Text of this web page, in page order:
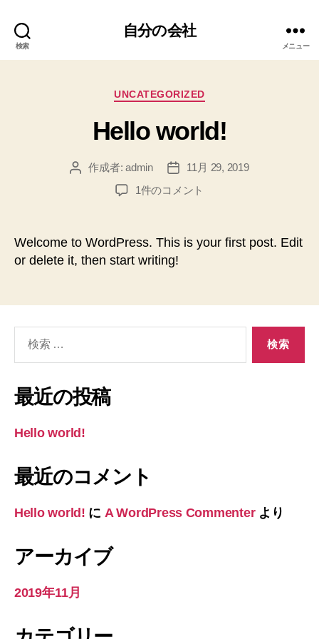
検索
自分の会社
メニュー
カ
ゴ
リ
UNCATEGORIZED
Hello world!
投
作成者:admin
投
稿
11月 29, 2019
Hello
1件のコメント
Welcome to WordPress. This is your first post. Edit
or delete it, then start writing!
象:
最近の投稿
Hello world!
最近のコメント
Hello world! に A WordPress Commenterより
アーカイブ
2019年11月